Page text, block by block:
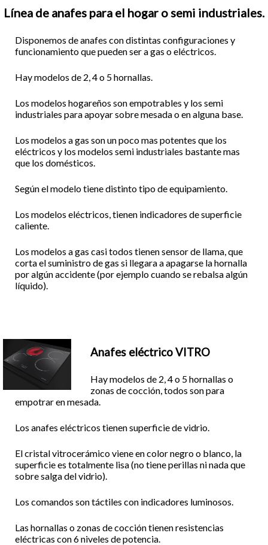
Línea de anafes para el hogar o semi industriales.
Disponemos de anafes con distintas configuraciones y
funcionamiento que pueden ser a gas o eléctricos.
Hay modelos de 2, 4 o 5 hornallas.
Los modelos hogareños son empotrables y los semi
industriales para apoyar sobre mesada o en alguna base.
Los modelos a gas son un poco mas potentes que los
eléctricos y los modelos semi industriales bastante mas
que los domésticos.
Según el modelo tiene distinto tipo de equipamiento.
Los modelos eléctricos, tienen indicadores de superficie
caliente.
Los modelos a gas casi todos tienen sensor de llama, que
corta el suministro de gas si llegara a apagarse la hornalla
por algún accidente (por ejemplo cuando se rebalsa algún
líquido).
Anafes eléctrico VITRO
Hay modelos de 2, 4 o 5 hornallas o
zonas de cocción, todos son para
empotrar en mesada.
Los anafes eléctricos tienen superficie de vidrio.
El cristal vitrocerámico viene en color negro o blanco, la
superficie es totalmente lisa (no tiene perillas ni nada que
sobre salga del vidrio).
Los comandos son táctiles con indicadores luminosos.
Las hornallas o zonas de cocción tienen resistencias
eléctricas con 6 niveles de potencia.